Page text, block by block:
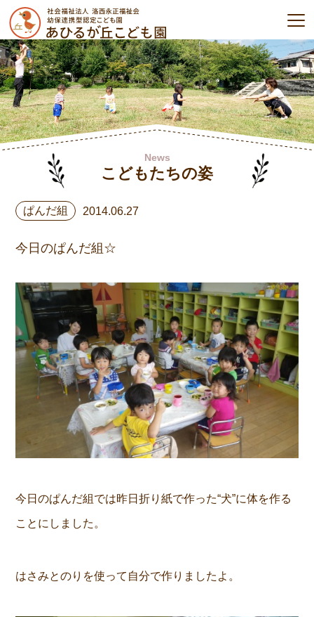
News
こどもたちの姿
ぱんだ組 2014.06.27
今日のぱんだ組☆
今日のぱんだ組では昨日折り紙で作った“犬”に体を作る
ことにしました。
はさみとのりを使って自分で作りましたよ。